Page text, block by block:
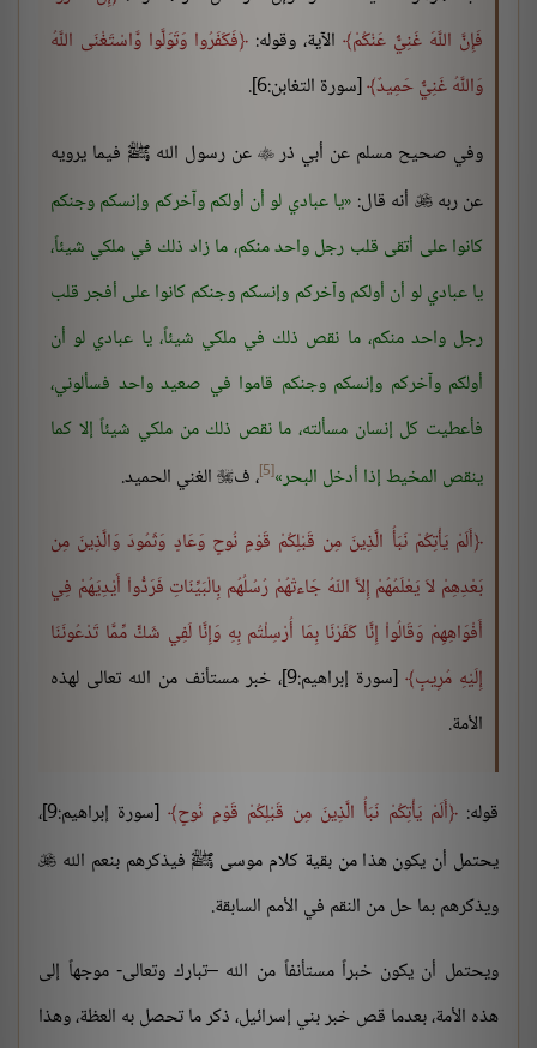
فَإِنَّ اللَّهَ غَنِيٌّ عَنْكُمْ الآية، وقوله: فَكَفَرُوا وَتَوَلَّوا وَّاسْتَغْنَى اللَّهُ
وَاللَّهُ غَنِيٌّ حَمِيدٌ [سورة التغابن:6].
وفي صحيح مسلم عن أبي ذر عن رسول الله ﷺ فيما يرويه
عن ربه أنه قال: يا عبادي لو أن أولكم وآخركم وإنسكم وجنكم
كانوا على أتقى قلب رجل واحد منكم، ما زاد ذلك في ملكي شيئاً،
يا عبادي لو أن أولكم وآخركم وإنسكم وجنكم كانوا على أفجر قلب
رجل واحد منكم، ما نقص ذلك في ملكي شيئاً، يا عبادي لو أن
أولكم وآخركم وإنسكم وجنكم قاموا في صعيد واحد فسألوني،
فأعطيت كل إنسان مسألته، ما نقص ذلك من ملكي شيئاً إلا كما
ينقص المخيط إذا أدخل البحر [5] ، ف الغني الحميد.
أَلَمْ يَأْتِكُمْ نَبَأُ الَّذِينَ مِن قَبْلِكُمْ قَوْمِ نُوحٍ وَعَادٍ وَثَمُودَ وَالَّذِينَ مِن
بَعْدِهِمْ لاَ يَعْلَمُهُمْ إِلاَّ اللّهُ جَاءتْهُمْ رُسُلُهُم بِالْبَيِّنَاتِ فَرَدُّواْ أَيْدِيَهُمْ فِي
أَفْوَاهِهِمْ وَقَالُواْ إِنَّا كَفَرْنَا بِمَا أُرْسِلْتُم بِهِ وَإِنَّا لَفِي شَكٍّ مِّمَّا تَدْعُونَنَا
إِلَيْهِ مُرِيبٍ
[سورة إبراهيم:9]، خبر مستأنف من الله تعالى لهذه
الأمة.
قوله: أَلَمْ يَأْتِكُمْ نَبَأُ الَّذِينَ مِن قَبْلِكُمْ قَوْمِ نُوحٍ
[سورة إبراهيم:9]،
يحتمل أن يكون هذا من بقية كلام موسى ﷺ فيذكرهم بنعم الله 
ويذكرهم بما حل من النقم في الأمم السابقة.
ويحتمل أن يكون خبراً مستأنفاً من الله –تبارك وتعالى- موجهاً إلى
هذه الأمة، بعدما قص خبر بني إسرائيل، ذكر ما تحصل به العظة، وهذا